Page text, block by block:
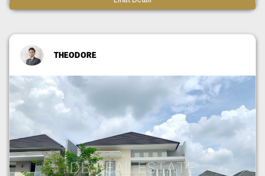
THEODORE